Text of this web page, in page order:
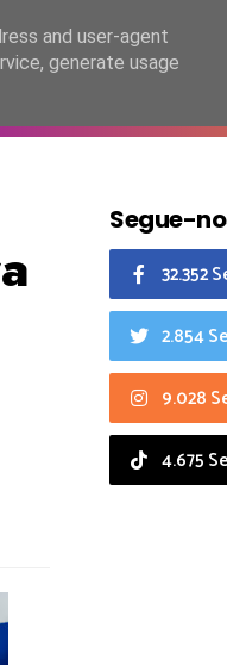
ESPECIAIS
Segue-
32.352
2.854
9.028
4.675
and user-agent
generate usage